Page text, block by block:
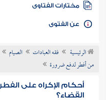
فتاوى معاصرة
مختارات الفتاوى
الفتوى
الرئيسية فقه العبادات الصيام
من أفطر لدفع ضرورة
أحكام الإكراه على
القضاء؟